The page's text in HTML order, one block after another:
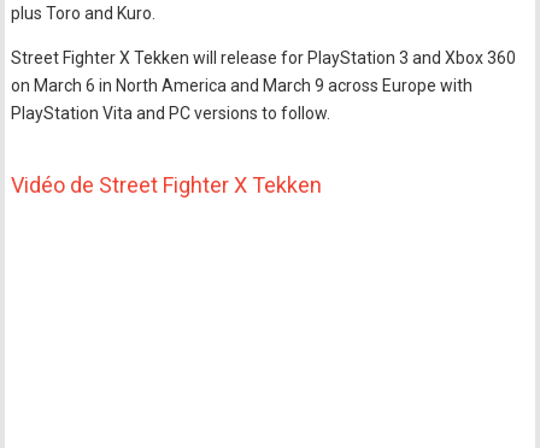
plus Toro and Kuro.
Street Fighter X Tekken will release for PlayStation 3 and Xbox 360
on March 6 in North America and March 9 across Europe with
PlayStation Vita and PC versions to follow.
Vidéo de Street Fighter X Tekken